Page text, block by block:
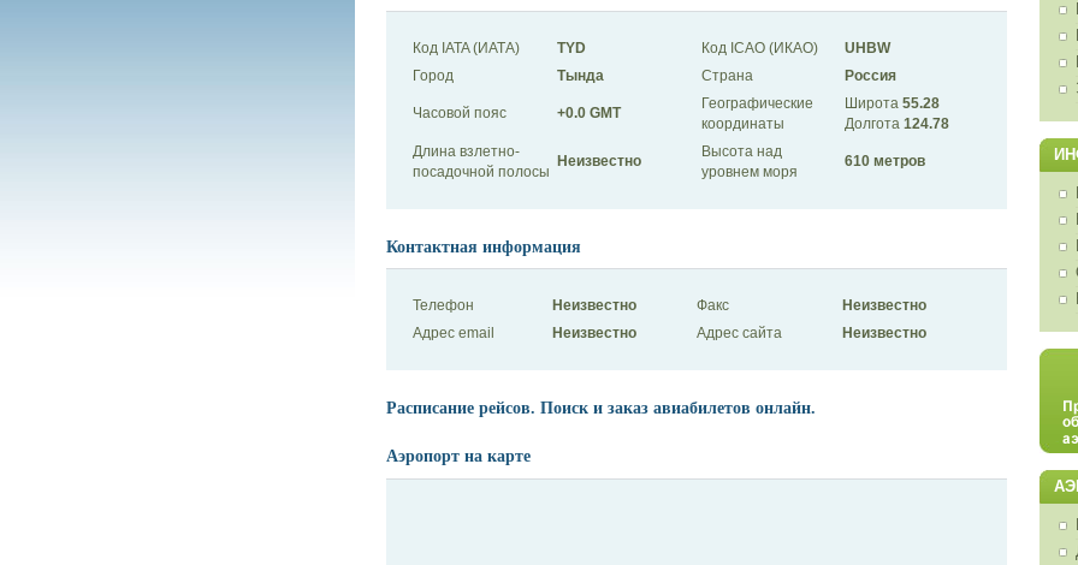
Код IATA (ИАТА) TYD Код ICAO (ИКАО)
UHBW
Город
Тында Страна Россия
Часовой пояс +0.0 GMT
Географические
координаты
Широта 55.28
Долгота 124.78
Длина взлетно-
посадочной полосы
Неизвестно
Высота над
уровнем моря
610 метров
Контактная информация
Телефон Неизвестно Факс
Неизвестно
Адрес email
Неизвестно Адрес сайта Неизвестно
Расписание рейсов. Поиск и заказ авиабилетов онлайн.
Аэропорт на карте